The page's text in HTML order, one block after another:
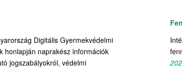
Digitális Gyermekvédelmi
honlapján naprakész információk
jogszabályokról, védelmi